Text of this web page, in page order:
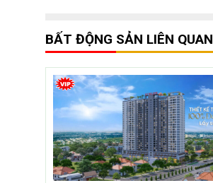
BẤT ĐỘNG SẢN LIÊN QUAN